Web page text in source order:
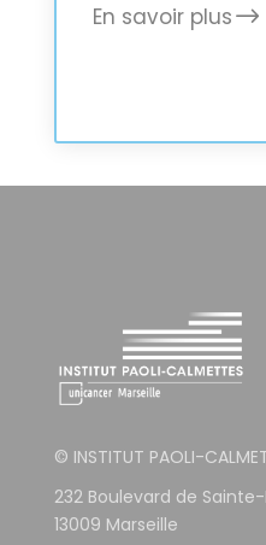
En savoir plus
© INSTITUT PAOLI-
232 Boulevard de
13009 Marseille